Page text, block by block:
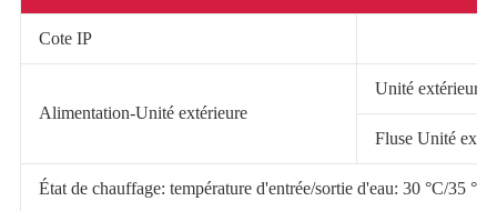
Cote IP
Alimentation-Unité extérieure
Unité extérieure
Fluse Unité
État de chauffage: température d'entrée/sortie d'eau: 30 °C/35